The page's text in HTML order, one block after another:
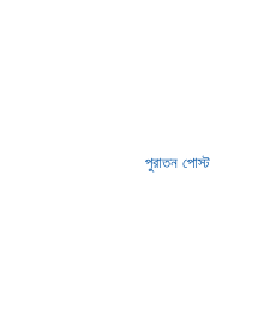
পুরাতন পোস্ট